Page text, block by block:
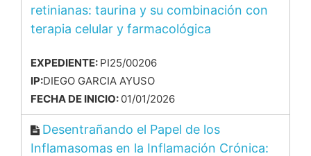
retinianas: taurina y su combinación con
terapia celular y farmacológica
EXPEDIENTE: PI25/00206
IP:DIEGO GARCIA AYUSO
FECHA DE INICIO: 01/01/2026
Desentrañando el Papel de los
Inflamasomas en la Inflamación Crónica: